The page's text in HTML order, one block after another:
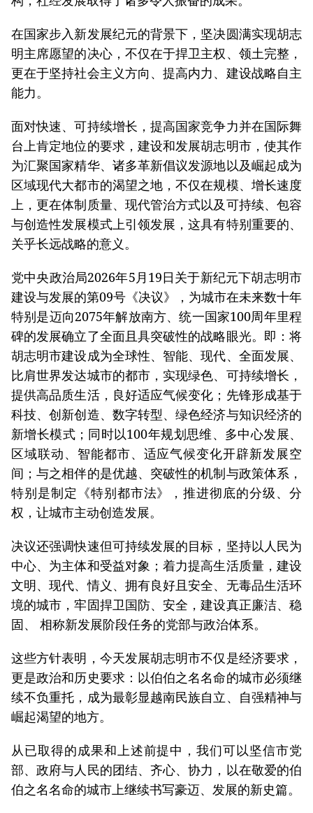
在国家步入新发展纪元的背景下，坚决圆满实现胡志
明主席愿望的决心，不仅在于捍卫主权、领土完整，
更在于坚持社会主义方向、提高内力、建设战略自主
能力。
面对快速、可持续增长，提高国家竞争力并在国际舞
台上肯定地位的要求，建设和发展胡志明市，使其作
为汇聚国家精华、诸多革新倡议发源地以及崛起成为
区域现代大都市的渴望之地，不仅在规模、增长速度
上，更在体制质量、现代管治方式以及可持续、包容
与创造性发展模式上引领发展，这具有特别重要的、
关乎长远战略的意义。
党中央政治局2026年5月19日关于新纪元下胡志明市
建设与发展的第09号《决议》，为城市在未来数十年
特别是迈向2075年解放南方、统一国家100周年里程
碑的发展确立了全面且具突破性的战略眼光。即：将
胡志明市建设成为全球性、智能、现代、全面发展、
比肩世界发达城市的都市，实现绿色、可持续增长，
提供高品质生活，良好适应气候变化；先锋形成基于
科技、创新创造、数字转型、绿色经济与知识经济的
新增长模式；同时以100年规划思维、多中心发展、
区域联动、智能都市、适应气候变化开辟新发展空
间；与之相伴的是优越、突破性的机制与政策体系，
特别是制定《特别都市法》，推进彻底的分级、分
权，让城市主动创造发展。
决议还强调快速但可持续发展的目标，坚持以人民为
中心、为主体和受益对象；着力提高生活质量，建设
文明、现代、情义、拥有良好且安全、无毒品生活环
境的城市，牢固捍卫国防、安全，建设真正廉洁、稳
固、 相称新发展阶段任务的党部与政治体系。
这些方针表明，今天发展胡志明市不仅是经济要求，
更是政治和历史要求：以伯伯之名名命的城市必须继
续不负重托，成为最彰显越南民族自立、自强精神与
崛起渴望的地方。
从已取得的成果和上述前提中，我们可以坚信市党
部、政府与人民的团结、齐心、协力，以在敬爱的伯
伯之名名命的城市上继续书写豪迈、发展的新史篇。